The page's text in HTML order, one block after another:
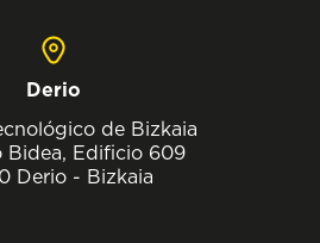
Derio
de Bizkaia
Bidea, Edificio 609
Derio - Bizkaia